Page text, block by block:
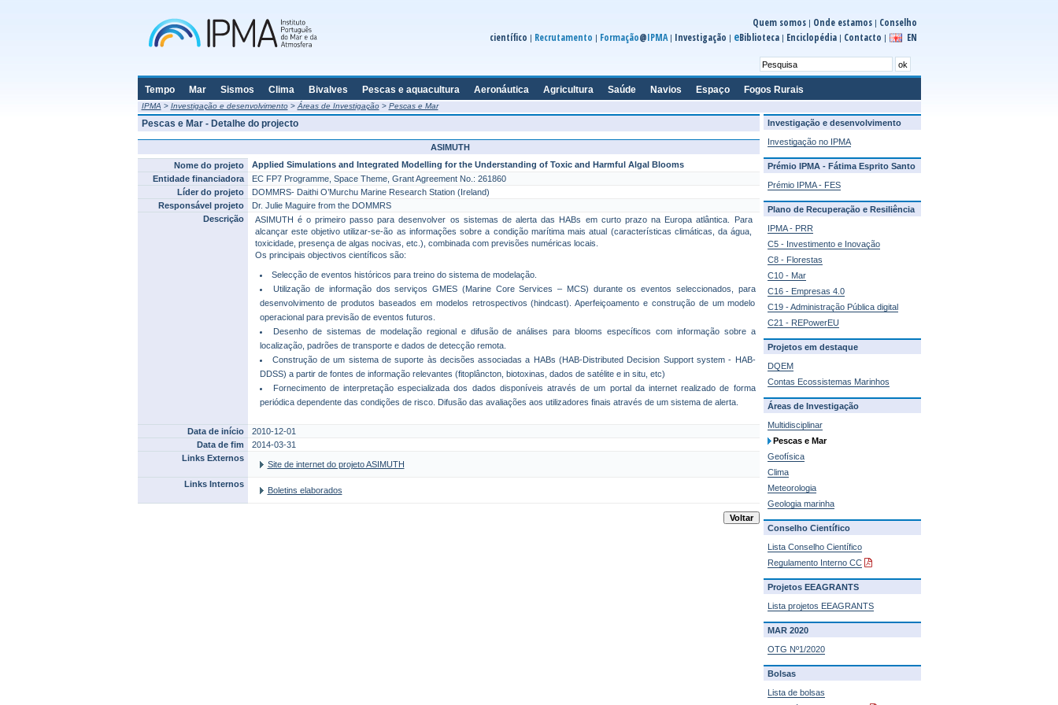
Quem somos| Onde estamos| Conselho
científico | Recrutamento | Formação@IPMA| Investigação | eBiblioteca| Enciclopédia| Contacto | EN
Tempo Mar Sismos Clima Bivalves Pescas e aquacultura Aeronáutica Agricultura Saúde Navios Espaço Fogos Rurais
IPMA > Investigação e desenvolvimento > Áreas de Investigação > Pescas e Mar
Investigação e desenvolvimento
Investigação no IPMA
Prémio IPMA - Fátima Esprito Santo
Prémio IPMA - FES
Plano de Recuperação e Resiliência
IPMA - PRR
C5 - Investimento e Inovação
C8 - Florestas
C10 - Mar
C16 - Empresas 4.0
C19 - Administração Pública digital
C21 - REPowerEU
Projetos em destaque
DQEM
Contas Ecossistemas Marinhos
Áreas de Investigação
Multidisciplinar
Pescas e Mar
Geofísica
Clima
Meteorologia
Geologia marinha
Conselho Científico
Lista Conselho Científico
Regulamento Interno CC
Projetos EEAGRANTS
Lista projetos EEAGRANTS
MAR 2020
OTG Nº1/2020
Bolsas
Lista de bolsas
Pescas e Mar - Detalhe do projecto
ASIMUTH
Nome do projeto
Applied Simulations and Integrated Modelling for the Understanding of Toxic and Harmful Algal Blooms
Entidade financiadora
EC FP7 Programme, Space Theme, Grant Agreement No.: 261860
Líder do projeto
DOMMRS- Daithi O’Murchu Marine Research Station (Ireland)
Responsável projeto
Dr. Julie Maguire from the DOMMRS
Descrição
ASIMUTH é o primeiro passo para desenvolver os sistemas de alerta das HABs em curto prazo na Europa atlântica. Para
alcançar este objetivo utilizar-se-ão as informações sobre a condição marítima mais atual (características climáticas, da água,
toxicidade, presença de algas nocivas, etc.), combinada com previsões numéricas locais.
Os principais objectivos científicos são:
Selecção de eventos históricos para treino do sistema de modelação.
Utilização de informação dos serviços GMES (Marine Core Services – MCS) durante os eventos seleccionados, para
desenvolvimento de produtos baseados em modelos retrospectivos (hindcast). Aperfeiçoamento e construção de um modelo
operacional para previsão de eventos futuros.
Desenho de sistemas de modelação regional e difusão de análises para blooms específicos com informação sobre a
localização, padrões de transporte e dados de detecção remota.
Construção de um sistema de suporte às decisões associadas a HABs (HAB-Distributed Decision Support system - HAB-
DDSS) a partir de fontes de informação relevantes (fitoplâncton, biotoxinas, dados de satélite e in situ, etc)
Fornecimento de interpretação especializada dos dados disponíveis através de um portal da internet realizado de forma
periódica dependente das condições de risco. Difusão das avaliações aos utilizadores finais através de um sistema de alerta.
Data de início
2010-12-01
Data de fim
2014-03-31
Links Externos
Site de internet do projeto ASIMUTH
Links Internos
Boletins elaborados